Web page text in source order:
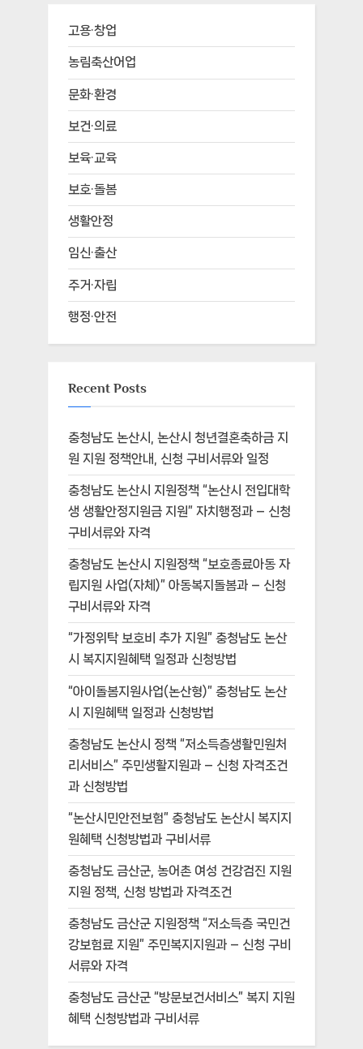
고용·창업
농림축산어업
문화·환경
보건·의료
보육·교육
보호·돌봄
생활안정
임신·출산
주거·자립
행정·안전
Recent Posts
충청남도 논산시, 논산시 청년결혼축하금 지
원 지원 정책안내, 신청 구비서류와 일정
충청남도 논산시 지원정책 “논산시 전입대학
생 생활안정지원금 지원” 자치행정과 – 신청
구비서류와 자격
충청남도 논산시 지원정책 “보호종료아동 자
립지원 사업(자체)” 아동복지돌봄과 – 신청
구비서류와 자격
“가정위탁 보호비 추가 지원” 충청남도 논산
시 복지지원혜택 일정과 신청방법
“아이돌봄지원사업(논산형)” 충청남도 논산
시 지원혜택 일정과 신청방법
충청남도 논산시 정책 “저소득층생활민원처
리서비스” 주민생활지원과 – 신청 자격조건
과 신청방법
“논산시민안전보험” 충청남도 논산시 복지지
원혜택 신청방법과 구비서류
충청남도 금산군, 농어촌 여성 건강검진 지원
지원 정책, 신청 방법과 자격조건
충청남도 금산군 지원정책 “저소득층 국민건
강보험료 지원” 주민복지지원과 – 신청 구비
서류와 자격
충청남도 금산군 “방문보건서비스” 복지 지원
혜택 신청방법과 구비서류